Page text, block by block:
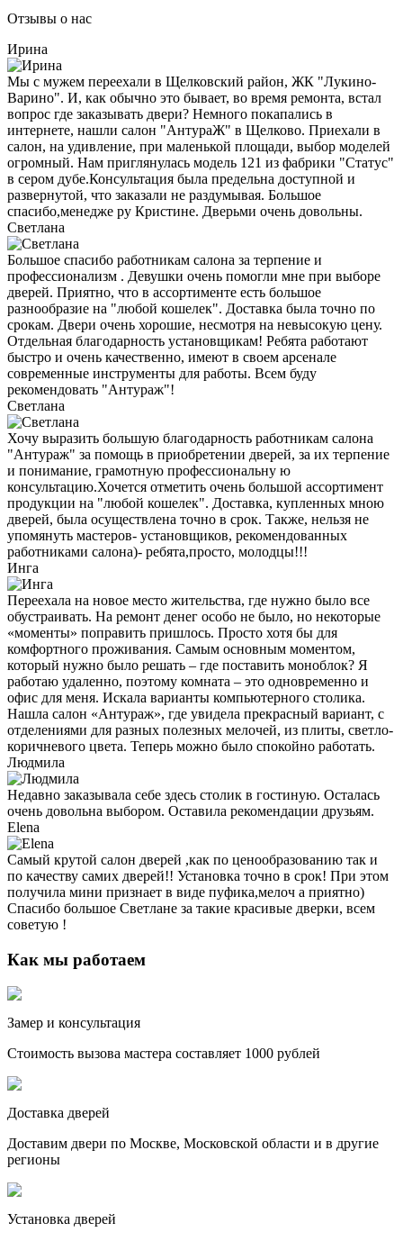
Отзывы о нас
Ирина
Мы с мужем переехали в Щелковский район, ЖК "Лукино-
Варино". И, как обычно это бывает, во время ремонта, встал
вопрос где заказывать двери? Немного покапались в
интернете, нашли салон "АнтураЖ" в Щелково. Приехали в
салон, на удивление, при маленькой площади, выбор моделей
огромный. Нам приглянулась модель 121 из фабрики "Статус"
в сером дубе.Консультация была предельна доступной и
развернутой, что заказали не раздумывая. Большое
спасибо,менедже ру Кристине. Дверьми очень довольны.
Светлана
Большое спасибо работникам салона за терпение и
профессионализм . Девушки очень помогли мне при выборе
дверей. Приятно, что в ассортименте есть большое
разнообразие на "любой кошелек". Доставка была точно по
срокам. Двери очень хорошие, несмотря на невысокую цену.
Отдельная благодарность установщикам! Ребята работают
быстро и очень качественно, имеют в своем арсенале
современные инструменты для работы. Всем буду
рекомендовать "Антураж"!
Светлана
Хочу выразить большую благодарность работникам салона
"Антураж" за помощь в приобретении дверей, за их терпение
и понимание, грамотную профессиональну ю
консультацию.Хочется отметить очень большой ассортимент
продукции на "любой кошелек". Доставка, купленных мною
дверей, была осуществлена точно в срок. Также, нельзя не
упомянуть мастеров- установщиков, рекомендованных
работниками салона)- ребята,просто, молодцы!!!
Инга
Переехала на новое место жительства, где нужно было все
обустраивать. На ремонт денег особо не было, но некоторые
«моменты» поправить пришлось. Просто хотя бы для
комфортного проживания. Самым основным моментом,
который нужно было решать – где поставить моноблок? Я
работаю удаленно, поэтому комната – это одновременно и
офис для меня. Искала варианты компьютерного столика.
Нашла салон «Антураж», где увидела прекрасный вариант, с
отделениями для разных полезных мелочей, из плиты, светло-
коричневого цвета. Теперь можно было спокойно работать.
Людмила
Недавно заказывала себе здесь столик в гостиную. Осталась
очень довольна выбором. Оставила рекомендации друзьям.
Elena
Самый крутой салон дверей ,как по ценообразованию так и
по качеству самих дверей!! Установка точно в срок! При этом
получила мини признает в виде пуфика,мелоч а приятно)
Спасибо большое Светлане за такие красивые дверки, всем
советую !
Как мы работаем
Замер и консультация
Стоимость вызова мастера составляет 1000 рублей
Доставка дверей
Доставим двери по Москве, Московской области и в другие
регионы
Установка дверей